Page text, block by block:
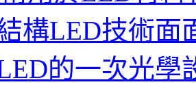
構LED技術面
的一次光學